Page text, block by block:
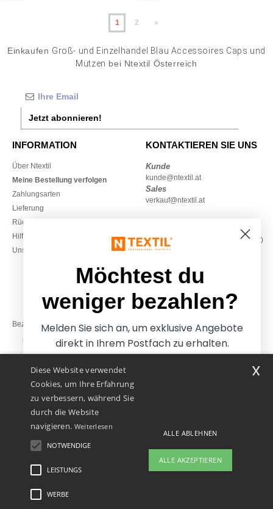
1 2 »
Einkaufen Groß- und Einzelhandel Blau Accessoires Caps und
Mützen bei Ntextil Österreich
Jetzt abonnieren!
INFORMATION
Über Ntextil
Meine Bestellung verfolgen
Zahlungsarten
Lieferung
Rückerstattungen / Rückgaben
Hilfe & FAQs
Unsere Engagements
KONTAKTIEREN SIE UNS
Kunde
kunde@ntextil.at
Sales
verkauf@ntextil.at
Montag – Donnerstag: 10:00–13:00
& 14:00–17:30
Freitag: 10:00–14:00
Bezahlung mit
Unsere Paketzusteller
Rechtliche Hinweise
Diese Website verwendet
Cookies, um Ihre Erfahrung
zu verbessern, während Sie
durch die Website
navigieren. Weiterlesen
NOTWENDIGE
LEISTUNGS
WERBE
ALLE ABLEHNEN
ALLE AKZEPTIEREN
x
Möchtest du
weniger bezahlen?
Melden Sie sich an, um exklusive Angebote
direkt in Ihrem Postfach zu erhalten.
Ja, ich möchte weniger
bezahlen
Nein danke, ich möchte mehr bezahlen.